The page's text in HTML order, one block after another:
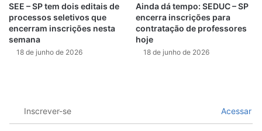
SEE – SP tem dois editais de
processos seletivos que
encerram inscrições nesta
semana
18 de junho de 2026
Ainda dá tempo: SEDUC – SP
encerra inscrições para
contratação de professores
hoje
18 de junho de 2026
Inscrever-se Acessar